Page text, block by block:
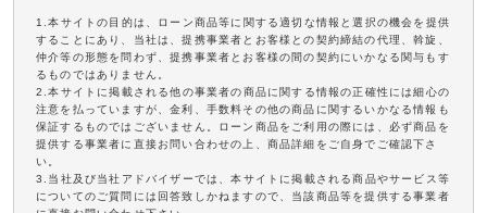
1.本サイトの目的は、ローン商品等に関する適切な情報と選択の機会を提供
することにあり、当社は、提携事業者とお客様との契約締結の代理、斡旋、
仲介等の形態を問わず、提携事業者とお客様の間の契約にいかなる関与もす
るものではありません。
2.本サイトに掲載される他の事業者の商品に関する情報の正確性には細心の
注意を払っていますが、金利、手数料その他の商品に関するいかなる情報も
保証するものではございません。ローン商品をご利用の際には、必ず商品を
提供する事業者に直接お問い合わせの上、商品詳細をご自身でご確認下さ
い。
3.当社及び当社アドバイザーでは、本サイトに掲載される商品やサービス等
についてのご質問には回答致しかねますので、当該商品等を提供する事業者